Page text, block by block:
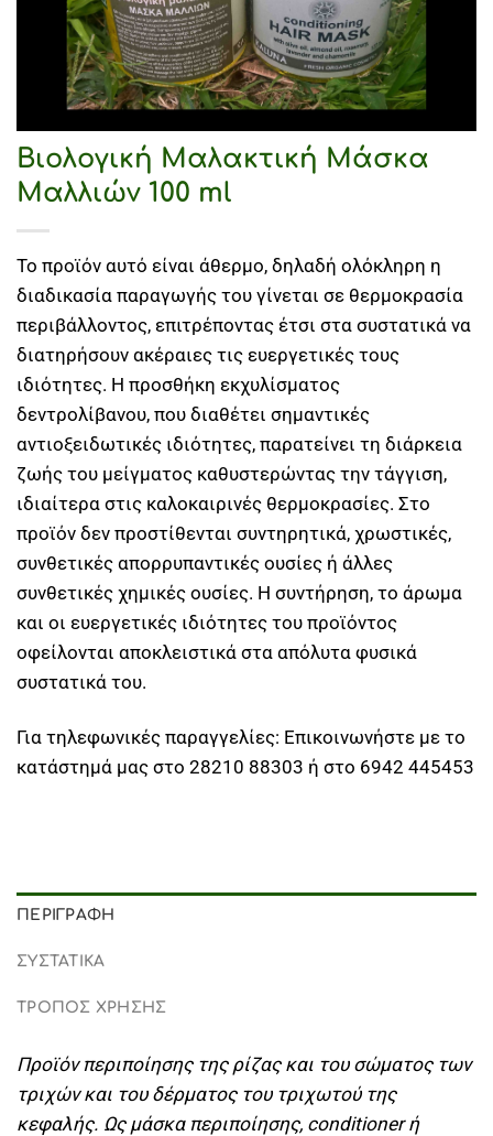
Βιολογική Μαλακτική Μάσκα
Μαλλιών 100 ml
Το προϊόν αυτό είναι άθερμο, δηλαδή ολόκληρη η
διαδικασία παραγωγής του γίνεται σε θερμοκρασία
περιβάλλοντος, επιτρέποντας έτσι στα συστατικά να
διατηρήσουν ακέραιες τις ευεργετικές τους
ιδιότητες. Η προσθήκη εκχυλίσματος
δεντρολίβανου, που διαθέτει σημαντικές
αντιοξειδωτικές ιδιότητες, παρατείνει τη διάρκεια
ζωής του μείγματος καθυστερώντας την τάγγιση,
ιδιαίτερα στις καλοκαιρινές θερμοκρασίες. Στο
προϊόν δεν προστίθενται συντηρητικά, χρωστικές,
συνθετικές απορρυπαντικές ουσίες ή άλλες
συνθετικές χημικές ουσίες. Η συντήρηση, το άρωμα
και οι ευεργετικές ιδιότητες του προϊόντος
οφείλονται αποκλειστικά στα απόλυτα φυσικά
συστατικά του.
Για τηλεφωνικές παραγγελίες: Επικοινωνήστε με το
κατάστημά μας στο 28210 88303 ή στο 6942 445453
ΠΕΡΙΓΡΑΦΉ
ΣΥΣΤΑΤΙΚΑ
ΤΡΟΠΟΣ ΧΡΗΣΗΣ
Προϊόν περιποίησης της ρίζας και του σώματος των
τριχών και του δέρματος του τριχωτού της
κεφαλής. Ως μάσκα περιποίησης, conditioner ή